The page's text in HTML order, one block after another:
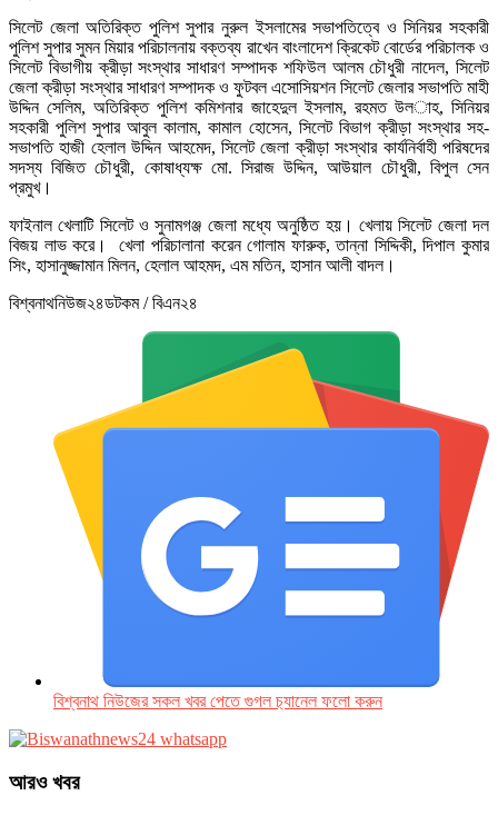
সিলেট জেলা অতিরিক্ত পুলিশ সুপার নুরুল ইসলামের সভাপতিত্বে ও সিনিয়র সহকারী
পুলিশ সুপার সুমন মিয়ার পরিচালনায় বক্তব্য রাখেন বাংলাদেশ ক্রিকেট বোর্ডের পরিচালক ও
সিলেট বিভাগীয় ক্রীড়া সংস্থার সাধারণ সম্পাদক শফিউল আলম চৌধুরী নাদেল, সিলেট
জেলা ক্রীড়া সংস্থার সাধারণ সম্পাদক ও ফুটবল এসোসিয়শন সিলেট জেলার সভাপতি মাহী
উদ্দিন সেলিম, অতিরিক্ত পুলিশ কমিশনার জাহেদুল ইসলাম, রহমত উল­াহ, সিনিয়র
সহকারী পুলিশ সুপার আবুল কালাম, কামাল হোসেন, সিলেট বিভাগ ক্রীড়া সংস্থার সহ-
সভাপতি হাজী হেলাল উদ্দিন আহমেদ, সিলেট জেলা ক্রীড়া সংস্থার কার্যনির্বাহী পরিষদের
সদস্য বিজিত চৌধুরী, কোষাধ্যক্ষ মো. সিরাজ উদ্দিন, আউয়াল চৌধুরী, বিপুল সেন
প্রমুখ।
ফাইনাল খেলাটি সিলেট ও সুনামগঞ্জ জেলা মধ্যে অনুষ্ঠিত হয়। খেলায় সিলেট জেলা দল
বিজয় লাভ করে। খেলা পরিচালানা করেন গোলাম ফারুক, তান্না সিদ্দিকী, দিপাল কুমার
সিং, হাসানুজ্জামান মিলন, হেলাল আহমদ, এম মতিন, হাসান আলী বাদল।
বিশ্বনাথনিউজ২৪ডটকম / বিএন২৪
বিশ্বনাথ নিউজের সকল খবর পেতে গুগল চ‌্যানেল ফলো করুন
আরও খবর